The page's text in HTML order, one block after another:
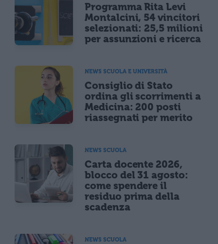
Programma Rita Levi
Montalcini, 54 vincitori
selezionati: 25,5 milioni
per assunzioni e ricerca
NEWS SCUOLA E UNIVERSITÀ
Consiglio di Stato
ordina gli scorrimenti a
Medicina: 200 posti
riassegnati per merito
NEWS SCUOLA
Carta docente 2026,
blocco del 31 agosto:
come spendere il
residuo prima della
scadenza
NEWS SCUOLA